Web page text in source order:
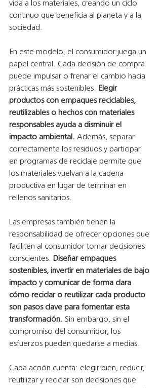
vida a los materiales, creando un ciclo
continuo que beneficia al planeta y a la
sociedad.
En este modelo, el consumidor juega un
papel central. Cada decisión de compra
puede impulsar o frenar el cambio hacia
prácticas más sostenibles. Elegir
productos con empaques reciclables,
reutilizables o hechos con materiales
responsables ayuda a disminuir el
impacto ambiental. Además, separar
correctamente los residuos y participar
en programas de reciclaje permite que
los materiales vuelvan a la cadena
productiva en lugar de terminar en
rellenos sanitarios.
Las empresas también tienen la
responsabilidad de ofrecer opciones que
faciliten al consumidor tomar decisiones
conscientes. Diseñar empaques
sostenibles, invertir en materiales de bajo
impacto y comunicar de forma clara
cómo reciclar o reutilizar cada producto
son pasos clave para fomentar esta
transformación. Sin embargo, sin el
compromiso del consumidor, los
esfuerzos pueden quedarse a medias.
Cada acción cuenta: elegir bien, reducir,
reutilizar y reciclar son decisiones que